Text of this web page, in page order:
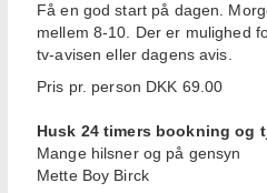
Få en god start på dagen.
mellem 8-10. Der er mulighed
tv-avisen eller dagens avis.
Pris pr. person DKK 69.00
Husk 24 timers bookning og
Mange hilsner og på gensyn
Mette Boy Birck